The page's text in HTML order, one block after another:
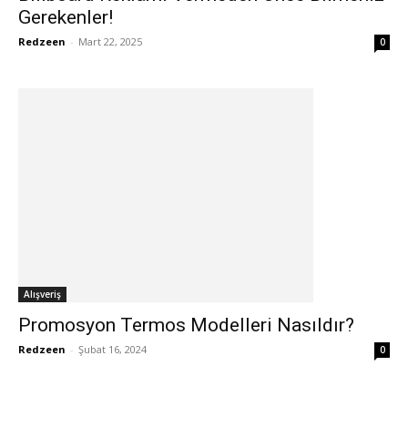
Gerekenler!
Redzeen - Mart 22, 2025 0
Alışveriş
Promosyon Termos Modelleri Nasıldır?
Redzeen - Şubat 16, 2024 0